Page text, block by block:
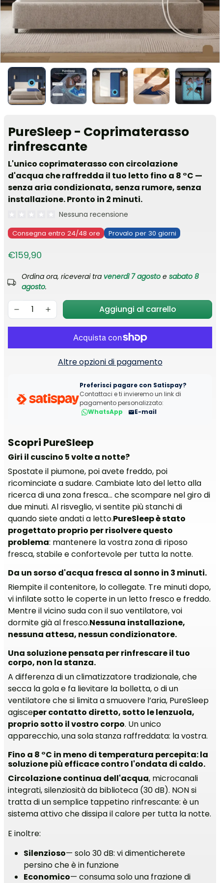
PureSleep - Coprimaterasso
rinfrescante
L'unico coprimaterasso con circolazione
d'acqua che raffredda il tuo letto fino a 8 °C —
senza aria condizionata, senza rumore, senza
installazione. Pronto in 2 minuti.
Nessuna recensione
Consegna entro 24/48 ore Provalo per 30 giorni
€159,90
Ordina ora, riceverai tra venerdì 7 agosto e sabato 8
agosto.
Aggiungi al carrello
Altre opzioni di pagamento
Preferisci pagare con Satispay?
Contattaci e ti invieremo un link di
pagamento personalizzato:
WhatsApp
E-mail
Scopri PureSleep
Giri il cuscino 5 volte a notte?
Spostate il piumone, poi avete freddo, poi
ricominciate a sudare. Cambiate lato del letto alla
ricerca di una zona fresca… che scompare nel giro di
due minuti. Al risveglio, vi sentite più stanchi di
quando siete andati a letto.PureSleep è stato
progettato proprio per risolvere questo
problema: mantenere la vostra zona di riposo
fresca, stabile e confortevole per tutta la notte.
Da un sorso d'acqua fresca al sonno in 3 minuti.
Riempite il contenitore, lo collegate. Tre minuti dopo,
vi infilate sotto le coperte in un letto fresco e freddo.
Mentre il vicino suda con il suo ventilatore, voi
dormite già al fresco.Nessuna installazione,
nessuna attesa, nessun condizionatore.
Una soluzione pensata per rinfrescare il tuo
corpo, non la stanza.
A differenza di un climatizzatore tradizionale, che
secca la gola e fa lievitare la bolletta, o di un
ventilatore che si limita a smuovere l’aria, PureSleep
agisceper contatto diretto, sotto le lenzuola,
proprio sotto il vostro corpo. Un unico
apparecchio, una sola stanza raffreddata: la vostra.
Fino a 8 °C in meno di temperatura percepita: la
soluzione più efficace contro l'ondata di caldo.
Circolazione continua dell'acqua, microcanali
integrati, silenziosità da biblioteca (30 dB). NON si
tratta di un semplice tappetino rinfrescante: è un
sistema attivo che dissipa il calore per tutta la notte.
E inoltre:
Silenzioso— solo 30 dB: vi dimenticherete
persino che è in funzione
Economico— consuma solo una frazione di